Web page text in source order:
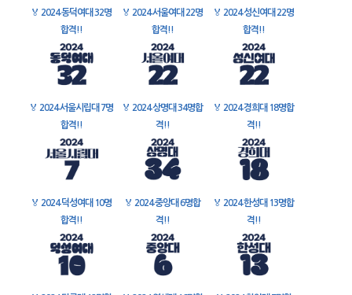
🏅 2024 동덕여대 32명
합격!!
🏅 2024 서울여대 22명
합격!!
🏅 2024 성신여대 22명
합격!!
🏅 2024 서울시립대 7명
합격!!
🏅 2024 상명대 34명합
격!!
🏅 2024 경희대 18명합
격!!
🏅 2024 덕성여대 10명
합격!!
🏅 2024 중앙대 6명합
격!!
🏅 2024 한성대 13명합
격!!